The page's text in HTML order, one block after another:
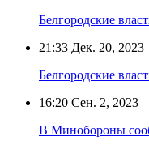
Белгородские
21:33 Дек. 20, 2023
Белгородские
16:20 Сен. 2, 2023
В Минобороны